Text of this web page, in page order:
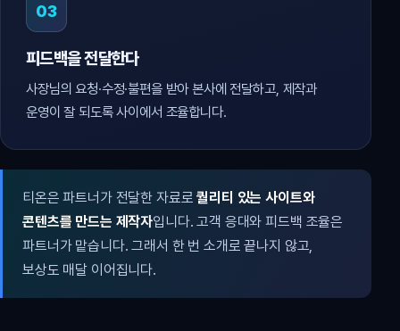
03
피드백을 전달한다
사장님의 요청·수정·불편을 받아 본사에 전달하고, 제작과
운영이 잘 되도록 사이에서 조율합니다.
티온은 파트너가 전달한 자료로퀄리티 있는 사이트와
콘텐츠를 만드는 제작자입니다. 고객 응대와 피드백 조율은
파트너가 맡습니다. 그래서 한 번 소개로 끝나지 않고,
보상도 매달 이어집니다.